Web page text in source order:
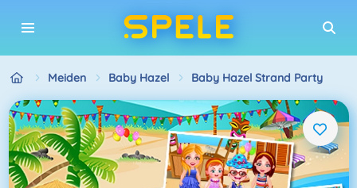
Meiden Baby Hazel Baby Hazel Strand Party